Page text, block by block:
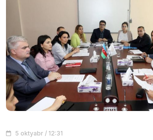
5 oktyabr / 12:31